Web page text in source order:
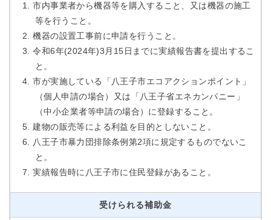
市内事業者から機器等を購入すること、又は機器の施工
等を行うこと。
機器の設置工事前に申請を行うこと。
令和6年(2024年)3月15日までに実績報告書を提出するこ
と。
市が実施している「八王子市エコアクションポイント」
（個人申請の場合）又は「八王子省エネカンパニー」
（中小企業者等申請の場合）に登録すること。
建物の販売等による利益を目的としないこと。
八王子市暴力団排除条例第2項に規定するものでないこ
と。
実績報告時に八王子市に住民登録があること。
受けられる補助金